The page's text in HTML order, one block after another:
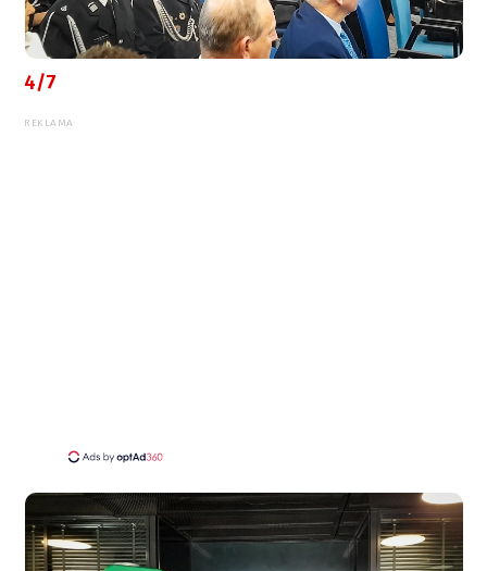
4/7
REKLAMA